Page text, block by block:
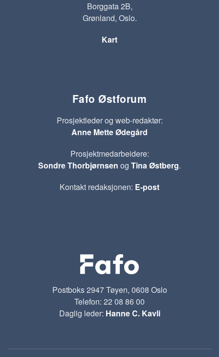
Borggata 2B,
Grønland, Oslo.
Kart
Fafo Østforum
Prosjektleder og web-redaktør:
Anne Mette Ødegård
Prosjektmedarbeidere:
Sondre Thorbjørnsen og Tina Østberg.
Kontakt redaksjonen: E-post
Postboks 2947 Tøyen, 0608 Oslo
Telefon: 22 08 86 00
Daglig leder: Hanne C. Kavli